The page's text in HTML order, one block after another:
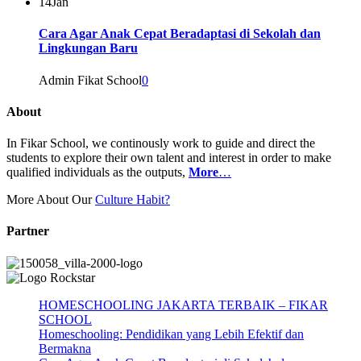
Cara Agar Anak Cepat Beradaptasi di Sekolah dan
Lingkungan Baru
Admin Fikat School0
About
In Fikar School, we continously work to guide and direct the
students to explore their own talent and interest in order to make
qualified individuals as the outputs, More…
More About OurCulture Habit?
Partner
HOMESCHOOLING JAKARTA TERBAIK – FIKAR
SCHOOL
Homeschooling: Pendidikan yang Lebih Efektif dan
Bermakna